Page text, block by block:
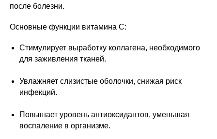
после болезни.
Основные функции витамина C:
Стимулирует выработку коллагена, необходимого
для заживления тканей.
Увлажняет слизистые оболочки, снижая риск
инфекций.
Повышает уровень антиоксидантов, уменьшая
воспаление в организме.